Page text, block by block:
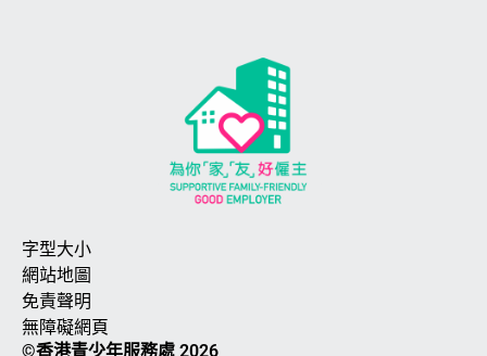
字型大小
網站地圖
免責聲明
無障礙網頁
©香港青少年服務處 2026